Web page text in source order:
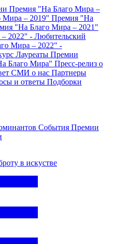
Премия "На Благо Мира –
Мира – 2019" Премия "На
"На Благо Мира – 2021"
2022" - Любительский
Мира – 2022" -
Лауреаты Премии
Благо Мира" Пресс-релиз о
СМИ о нас Партнеры
и ответы Подборки
События Премии
в искустве